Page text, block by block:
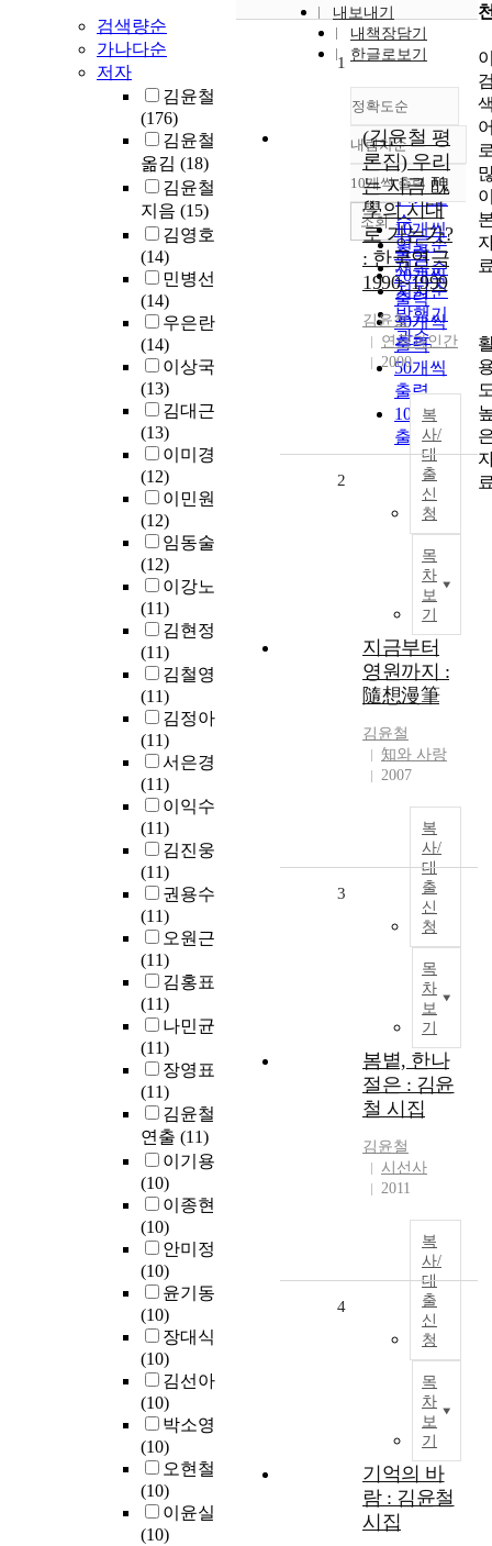
검색량순
가나다순
저자
김윤철
(176)
김윤철
옮김 (18)
김윤철
지음 (15)
김영호
(14)
민병선
(14)
우은란
(14)
이상국
(13)
김대근
(13)
이미경
(12)
이민원
(12)
임동술
(12)
이강노
(11)
김현정
(11)
김철영
(11)
김정아
(11)
서은경
(11)
이익수
(11)
김진웅
(11)
권용수
(11)
오원근
(11)
김홍표
(11)
나민균
(11)
장영표
(11)
김윤철
연출 (11)
이기용
(10)
이종현
(10)
안미정
(10)
윤기동
(10)
장대식
(10)
김선아
(10)
박소영
(10)
오현철
(10)
이윤실
(10)
내보내기
내책장담기
한글로보기
정확도순
정확도
순
인기도
순
연도순
제목순
저자순
발행기
관순
내림차순
내림차순
10개씩 출력
10개씩
출력
20개씩
출력
30개씩
출력
50개씩
출력
100개씩
출력
조회
1
(김윤철 평
론집) 우리
는 지금 醜
學의 시대
로 가는가?
: 한국연극
1990~1999
김윤철
연극과인간
2000
복
사/
대
출
신
청
목
차
보
기
2
지금부터
영원까지 :
隨想漫筆
김윤철
知와 사랑
2007
복
사/
대
출
신
청
목
차
보
기
3
봄볕, 한나
절은 : 김윤
철 시집
김윤철
시선사
2011
복
사/
대
출
신
청
목
차
보
기
4
기억의 바
람 : 김윤철
시집